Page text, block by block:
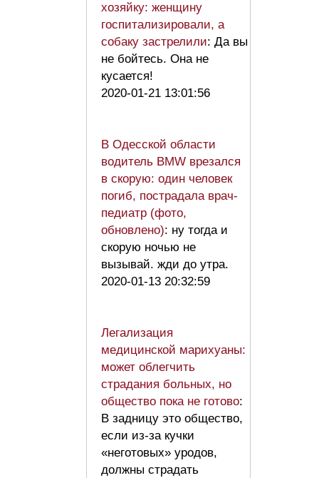
хозяйку: женщину
госпитализировали, а
собаку застрелили: Да вы
не бойтесь. Она не
кусается!
2020-01-21 13:01:56
В Одесской области
водитель BMW врезался
в скорую: один человек
погиб, пострадала врач-
педиатр (фото,
обновлено): ну тогда и
скорую ночью не
вызывай. жди до утра.
2020-01-13 20:32:59
Легализация
медицинской марихуаны:
может облегчить
страдания больных, но
общество пока не готово:
В задницу это общество,
если из-за кучки
«неготовых» уродов,
должны страдать